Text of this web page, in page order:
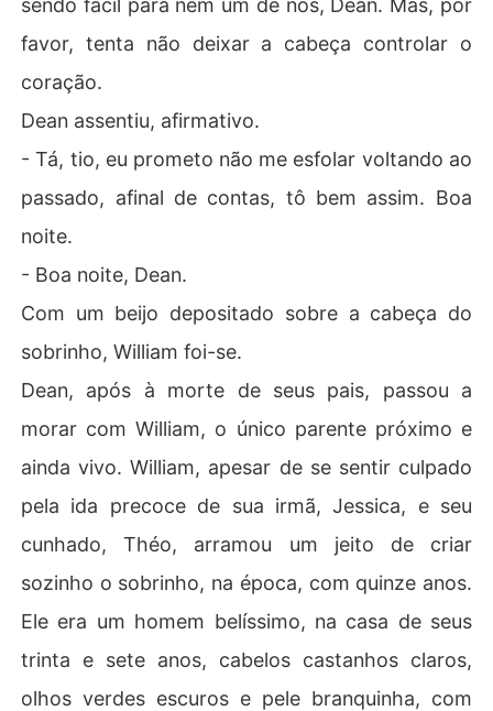
sendo fácil para nem um de nós, Dean. Mas, por
favor, tenta não deixar a cabeça controlar o
coração.
Dean assentiu, afirmativo.
- Tá, tio, eu prometo não me esfolar voltando ao
passado, afinal de contas, tô bem assim. Boa
noite.
- Boa noite, Dean.
Com um beijo depositado sobre a cabeça do
sobrinho, William foi-se.
Dean, após à morte de seus pais, passou a
morar com William, o único parente próximo e
ainda vivo. William, apesar de se sentir culpado
pela ida precoce de sua irmã, Jessica, e seu
cunhado, Théo, arramou um jeito de criar
sozinho o sobrinho, na época, com quinze anos.
Ele era um homem belíssimo, na casa de seus
trinta e sete anos, cabelos castanhos claros,
olhos verdes escuros e pele branquinha, com